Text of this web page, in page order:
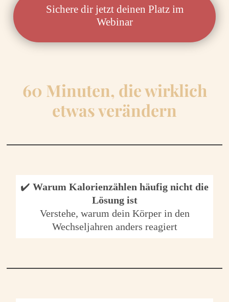
Sichere dir jetzt deinen Platz im
Webinar
60 Minuten, die wirklich
etwas verändern
✔️ Warum Kalorienzählen häufig nicht die
Lösung ist
Verstehe, warum dein Körper in den
Wechseljahren anders reagiert